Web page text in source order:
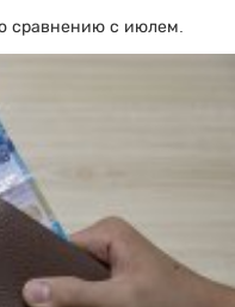
сравнению с июлем.